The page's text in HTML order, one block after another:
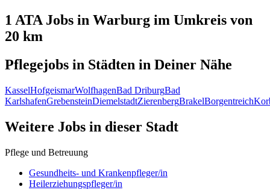
1 ATA Jobs in Warburg im Umkreis von
20 km
Pflegejobs in Städten in Deiner Nähe
KasselHofgeismarWolfhagenBad DriburgBad
KarlshafenGrebensteinDiemelstadtZierenbergBrakelBorgentreich
Weitere Jobs in dieser Stadt
Pflege und Betreuung
Gesundheits- und Krankenpfleger/in
Heilerziehungspfleger/in